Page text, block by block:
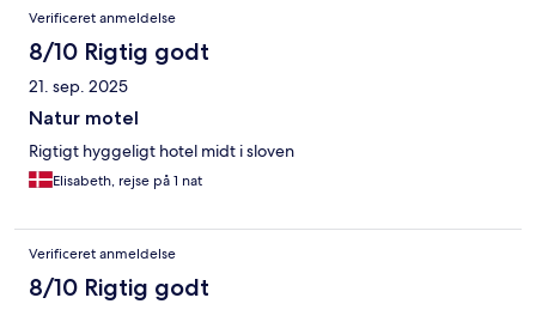
Verificeret anmeldelse
8/10 Rigtig godt
21. sep. 2025
Natur motel
Rigtigt hyggeligt hotel midt i sloven
Elisabeth, rejse på 1 nat
Verificeret anmeldelse
8/10 Rigtig godt